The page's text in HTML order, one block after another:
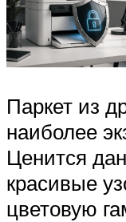
Паркет из
наиболее
Ценится
красивые
цветовую